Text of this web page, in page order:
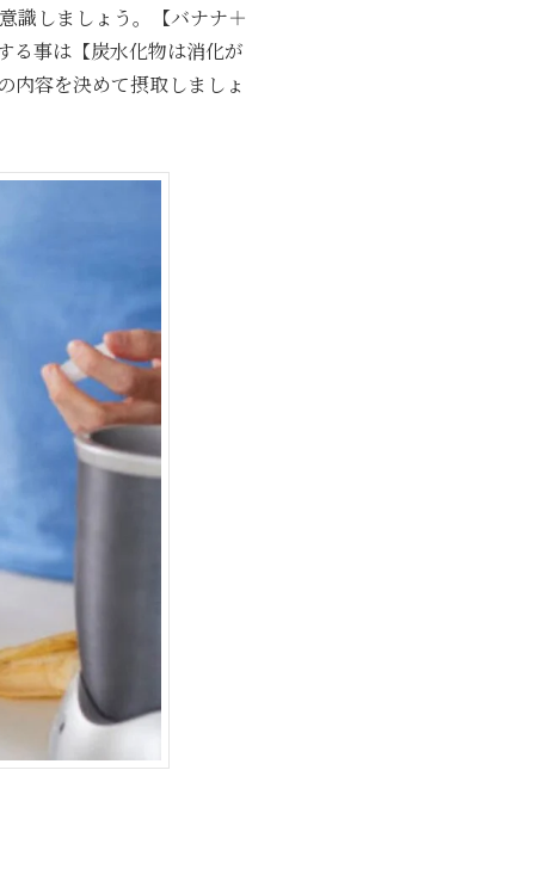
識しましょう。【バナナ＋
る事は【炭水化物は消化が
内容を決めて摂取しましょ